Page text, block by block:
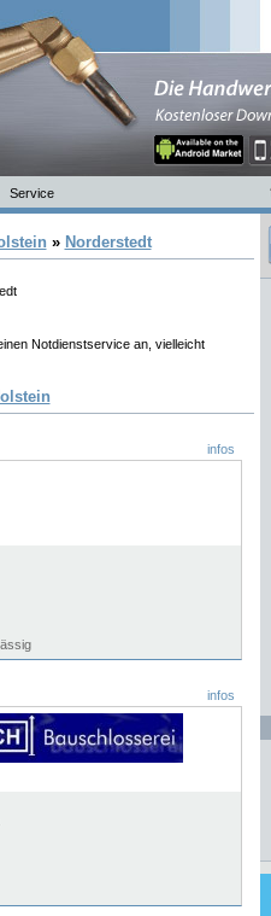
Service
» Norderstedt
Notdienstservice an, vielleicht
infos
infos